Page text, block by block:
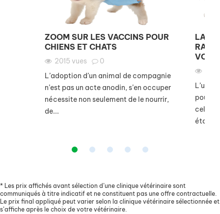
ZOOM SUR LES VACCINS POUR
CHIENS ET CHATS
2015 vues
0
L’adoption d’un animal de compagnie
n’est pas un acte anodin, s’en occuper
nécessite non seulement de le nourrir,
de...
LA
L’un
pour
celui
étant...
* Les prix affichés avant sélection d’une clinique vétérinaire sont
communiqués à titre indicatif et ne constituent pas une offre contractuelle.
Le prix final appliqué peut varier selon la clinique vétérinaire sélectionnée et
s’affiche après le choix de votre vétérinaire.